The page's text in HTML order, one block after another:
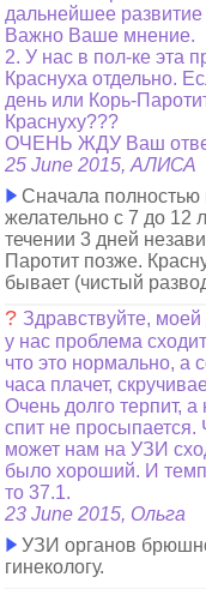
дальнейшее
Важно Ваше мнение.
2. У нас в пол-ке эта
Краснуха отдельно.
день или Корь-
Краснуху???
ОЧЕНЬ ЖДУ Ваш
25 June 2015, АЛИСА
Сначала полностью
желательно с 7 до 12
течении 3 дней
Паротит позже.
бывает (чистый
? Здравствуйте,
у нас проблема
что это нормально, а
часа плачет,
Очень долго терпит, а
спит не
может нам на УЗИ
было хороший. И
то 37.1.
23 June 2015, Ольга
УЗИ органов
гинекологу.